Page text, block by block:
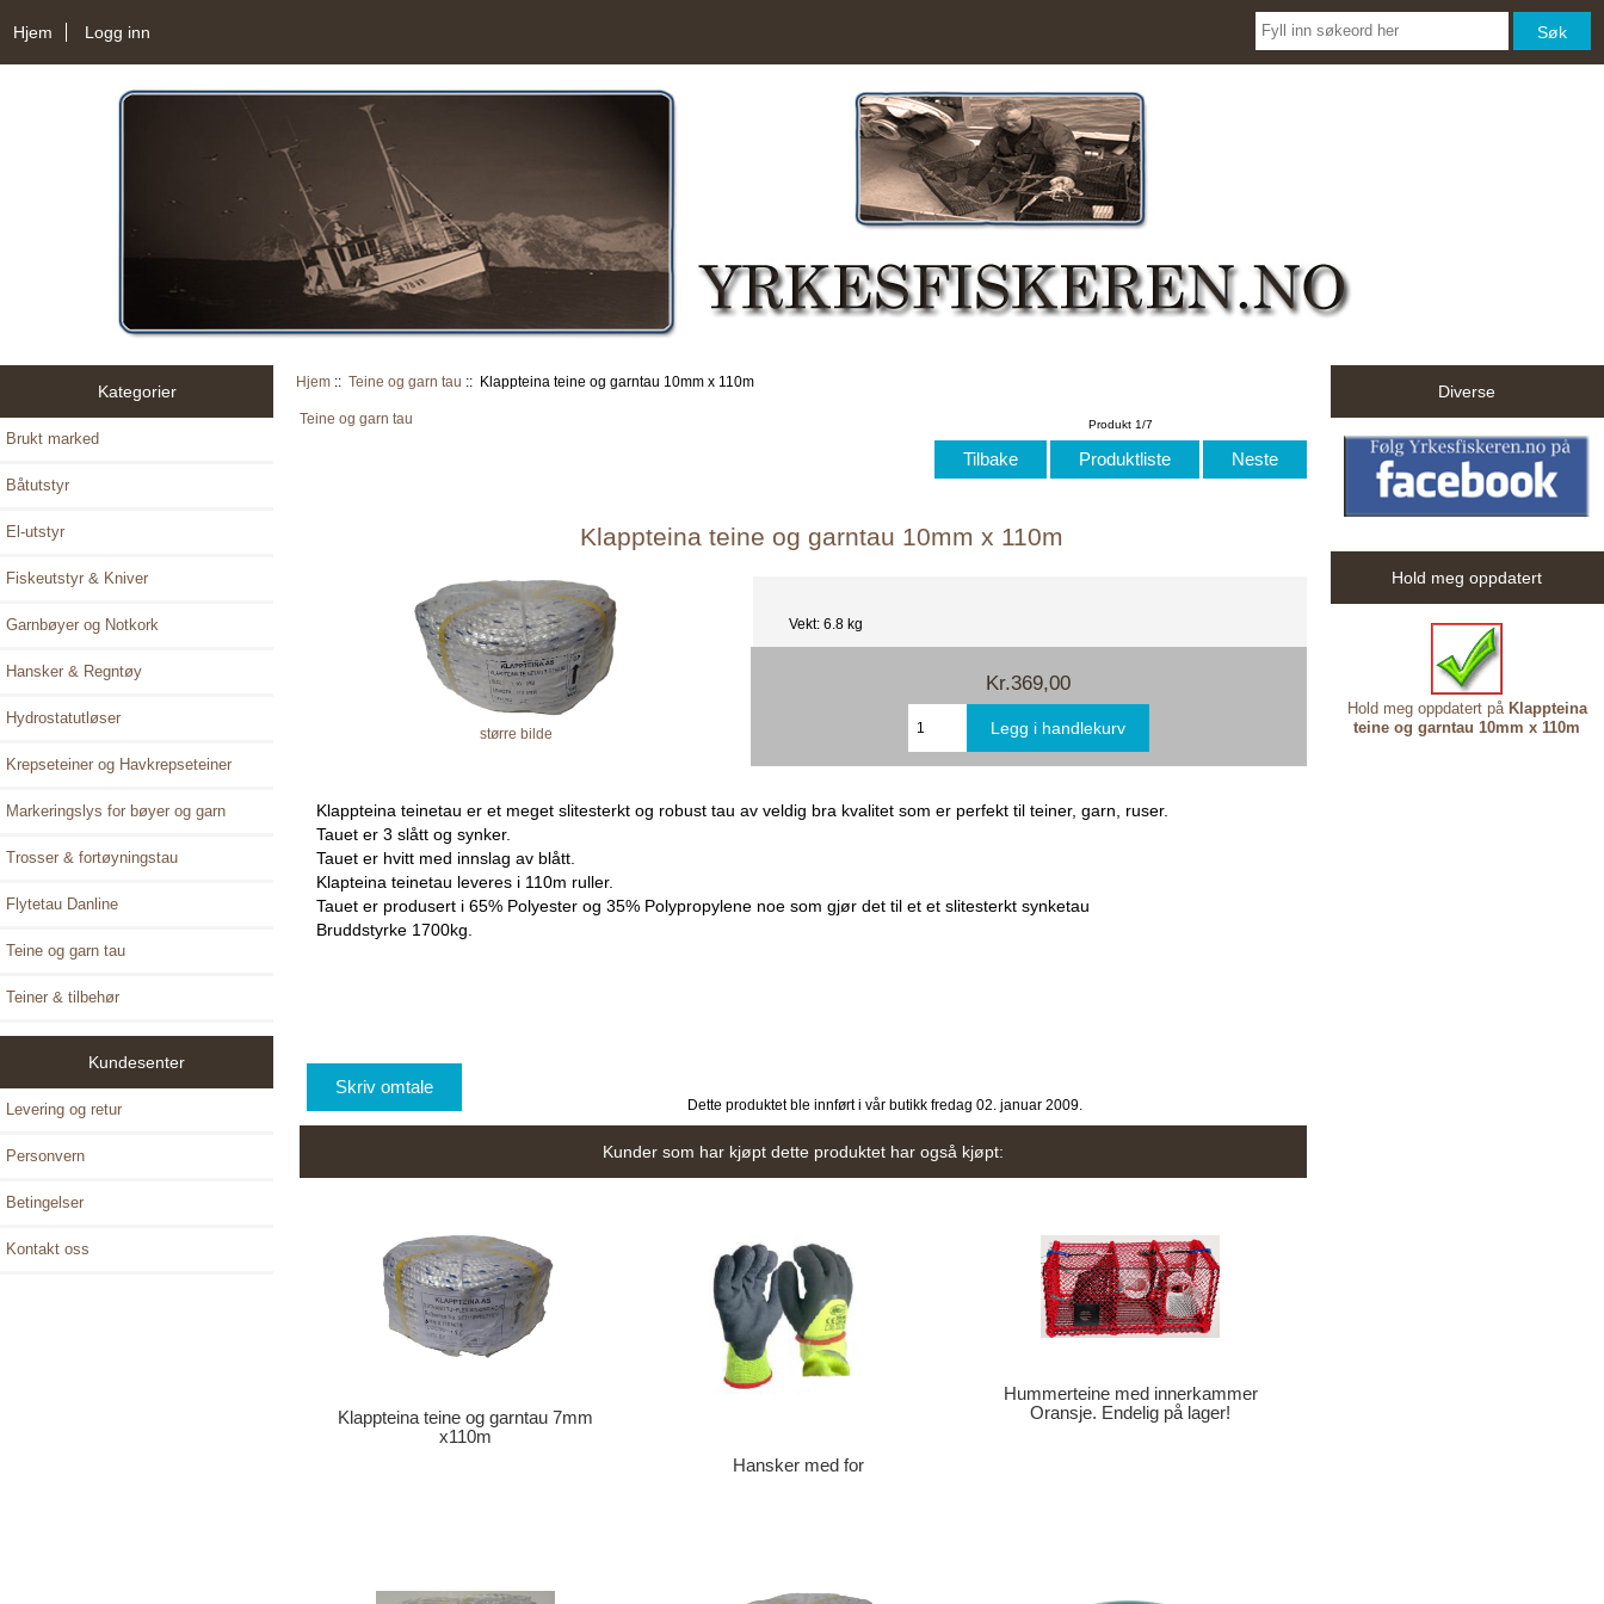
Hjem Logg inn
Kategorier
Brukt marked
Båtutstyr
El-utstyr
Fiskeutstyr & Kniver
Garnbøyer og Notkork
Hansker & Regntøy
Hydrostatutløser
Krepseteiner og Havkrepseteiner
Markeringslys for bøyer og garn
Trosser & fortøyningstau
Flytetau Danline
Teine og garn tau
Teiner & tilbehør
Kundesenter
Levering og retur
Personvern
Betingelser
Kontakt oss
Hjem:: Teine og garn tau :: Klappteina teine og garntau 10mm x 110m
Teine og garn tau Produkt 1/7
Tilbake Produktliste Neste
Klappteina teine og garntau 10mm x 110m
større bilde
Vekt: 6.8 kg
Kr.369,00
Klappteina teinetau er et meget slitesterkt og robust tau av veldig bra kvalitet som er perfekt til teiner, garn, ruser.
Tauet er 3 slått og synker.
Tauet er hvitt med innslag av blått.
Klapteina teinetau leveres i 110m ruller.
Tauet er produsert i 65% Polyester og 35% Polypropylene noe som gjør det til et et slitesterkt synketau
Bruddstyrke 1700kg.
Skriv omtale
Dette produktet ble innført i vår butikk fredag 02. januar 2009.
Kunder som har kjøpt dette produktet har også kjøpt:
Klappteina teine og garntau 7mm
x110m
Hansker med for
Hummerteine med innerkammer
Oransje. Endelig på lager!
Diverse
Hold meg oppdatert
Hold meg oppdatert på Klappteina
teine og garntau 10mm x 110m